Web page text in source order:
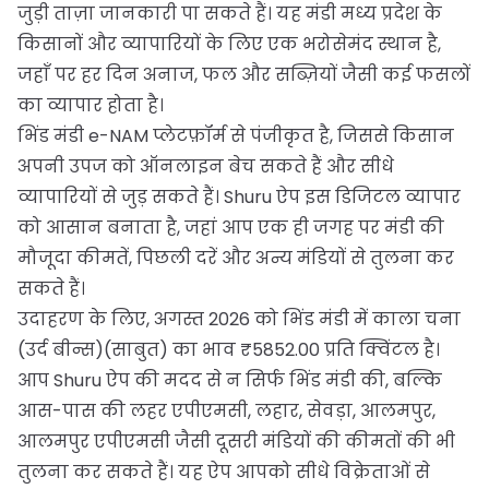
जुड़ी ताज़ा जानकारी पा सकते हैं। यह मंडी मध्य प्रदेश के
किसानों और व्यापारियों के लिए एक भरोसेमंद स्थान है,
जहाँ पर हर दिन अनाज, फल और सब्ज़ियों जैसी कई फसलों
का व्यापार होता है।
भिंड मंडी e-NAM प्लेटफ़ॉर्म से पंजीकृत है, जिससे किसान
अपनी उपज को ऑनलाइन बेच सकते हैं और सीधे
व्यापारियों से जुड़ सकते हैं। Shuru ऐप इस डिजिटल व्यापार
को आसान बनाता है, जहां आप एक ही जगह पर मंडी की
मौजूदा कीमतें, पिछली दरें और अन्य मंडियों से तुलना कर
सकते हैं।
उदाहरण के लिए, अगस्त 2026 को भिंड मंडी में काला चना
(उर्द बीन्स)(साबुत) का भाव ₹5852.00 प्रति क्विंटल है।
आप Shuru ऐप की मदद से न सिर्फ भिंड मंडी की, बल्कि
आस-पास की लहर एपीएमसी, लहार, सेवड़ा, आलमपुर,
आलमपुर एपीएमसी जैसी दूसरी मंडियों की कीमतों की भी
तुलना कर सकते हैं। यह ऐप आपको सीधे विक्रेताओं से